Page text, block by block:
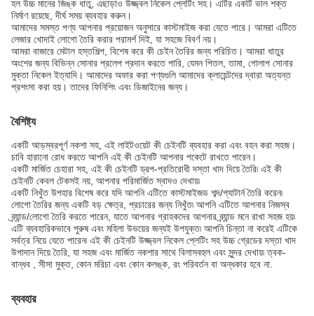
হল উচ্চ মানের জিঙ্ক ধাতু, এছাড়াও উজ্জ্বল নিকেল প্লেটিং সহ। এটির একটি ভাল শক্ত
নির্মাণ রয়েছে, দীর্ঘ সময় ব্যবহার করুন।
আমাদের সমস্ত পণ্য আপনার প্রয়োজন অনুসারে কাস্টমাইজ করা যেতে পারে। আমরা এটিতে
লেজার খোদাই লোগো তৈরি করার পরামর্শ দিই, যা সহজে বিবর্ণ নয়।
আমরা বাজারে মেটাল হস্তশিল্প, বিশেষ করে কী চেইন তৈরির জন্য পরিচিত। আমরা ধাতুর
অংশের জন্য বিভিন্ন সোনার প্রলেপ প্রদান করতে পারি, যেমন পিতল, তামা, গোলাপ সোনার
মুক্তা নিকেল ইত্যাদি। আমাদের অফার করা পণ্যগুলি আমাদের ক্লায়েন্টদের দ্বারা অত্যন্ত
প্রশংসা করা হয়। তাদের ফিনিশিং এবং ডিজাইনের জন্য।
বৈশিষ্ট্য
একটি আড়ম্বরপূর্ণ নকশা সহ, এই লাইটওয়েট কী চেইনটি ব্যবহার করা এবং বহন করা সহজ।
চাবি হারানো রোধ করতে আপনি এই কী চেইনটি আপনার পকেটে রাখতে পারেন।
একটি মার্জিত চেহারা সহ, এই কী চেইনটি ড্রপ-প্রতিরোধী দস্তা খাদ দিয়ে তৈরি৷ এই কী
চেইনটি কেবল টেকসই নয়, আপনার পরিমার্জিত স্বাদও দেখায়৷
একটি নিখুঁত উপহার বিশেষ করে যদি আপনি এটিতে কাস্টমাইজড শব্দ/প্যাটার্ন তৈরি করেন৷
লোগো তৈরির জন্য একটি বড় ক্ষেত্র, প্রচারের জন্য নিখুঁত৷ আপনি এটিতে আপনার নিজস্ব
ব্র্যান্ড/লোগো তৈরি করতে পারেন, যাতে আপনার গ্রাহকদের আপনার ব্র্যান্ড মনে রাখা সহজ হয়৷
এটি ব্যবহারিকভাবে পুরুষ এবং মহিলা উভয়ের জন্যই উপযুক্ত৷ আপনি চিন্তা না করেই এটিকে
সর্বত্র নিয়ে যেতে পারেন৷ এই কী চেইনটি উজ্জ্বল নিকেল প্লেটিং সহ উচ্চ গ্রেডের দস্তা খাদ
উপাদান দিয়ে তৈরি, যা সহজ এবং মার্জিত নকশার সাথে বিলাসবহুল এবং সুন্দর দেখায়৷ ত্বক-
বান্ধব , সীসা মুক্ত, কোন মরিচা এবং কোন কলঙ্ক, রং পরিবর্তন বা অন্ধকার হবে না.
ব্যবহার